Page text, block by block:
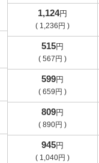
1,124円
( 1,236 円 )
515円
( 567 円 )
599円
( 659 円 )
809円
( 890円 )
945円
( 1,040円 )